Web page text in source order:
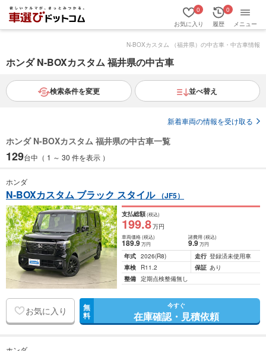
お気に入り
0
履歴
0
メニュー
N-BOXカスタム （福井県）の中古車・中古車情報
ホンダ N-BOXカスタム 福井県の中古車
検索条件を変更 並べ替え
新着車両の情報を受け取る
ホンダ N-BOXカスタム 福井県の中古車一覧
129台中（ 1 ～ 30 件を表示 ）
ホンダ
N-BOXカスタム ブラック スタイル （JF5）
支払総額(税込)
199.8万円
車両価格(税込)
189.9万円
諸費用 (税込)
9.9 万円
年式 2026(R8) 走行 登録済未使用車
車検
R11.2 保証 あり
整備 定期点検整備無し
お気に入り 無
料
今すぐ
在庫確認・見積依頼